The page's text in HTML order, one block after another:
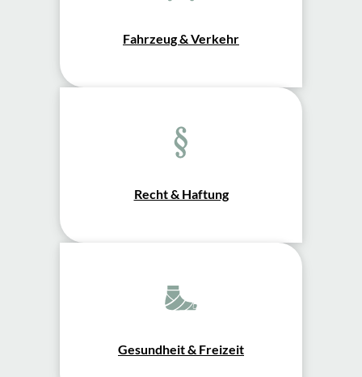
Fahrzeug & Verkehr
Recht & Haftung
Gesundheit & Freizeit